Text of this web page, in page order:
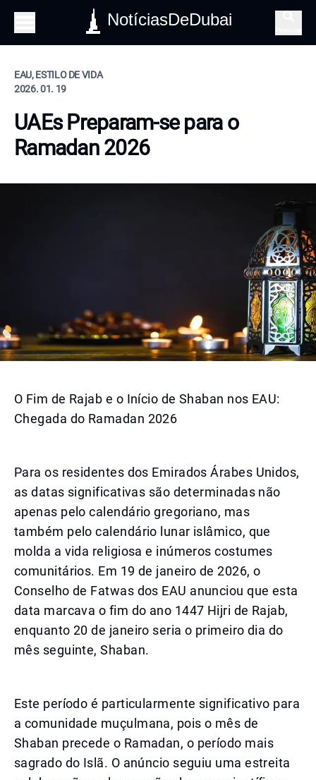
NotíciasDeDubai
EAU, ESTILO DE VIDA
2026. 01. 19
UAEs Preparam-se para o
Ramadan 2026
O Fim de Rajab e o Início de Shaban nos EAU:
Chegada do Ramadan 2026
Para os residentes dos Emirados Árabes Unidos,
as datas significativas são determinadas não
apenas pelo calendário gregoriano, mas
também pelo calendário lunar islâmico, que
molda a vida religiosa e inúmeros costumes
comunitários. Em 19 de janeiro de 2026, o
Conselho de Fatwas dos EAU anunciou que esta
data marcava o fim do ano 1447 Hijri de Rajab,
enquanto 20 de janeiro seria o primeiro dia do
mês seguinte, Shaban.
Este período é particularmente significativo para
a comunidade muçulmana, pois o mês de
Shaban precede o Ramadan, o período mais
sagrado do Islã. O anúncio seguiu uma estreita